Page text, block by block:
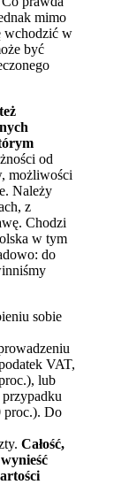
mimo
wchodzić w
być
od
możliwości
Należy
z
Chodzi
w tym
do
sobie
VAT,
lub
przypadku
proc.). Do
Całość,